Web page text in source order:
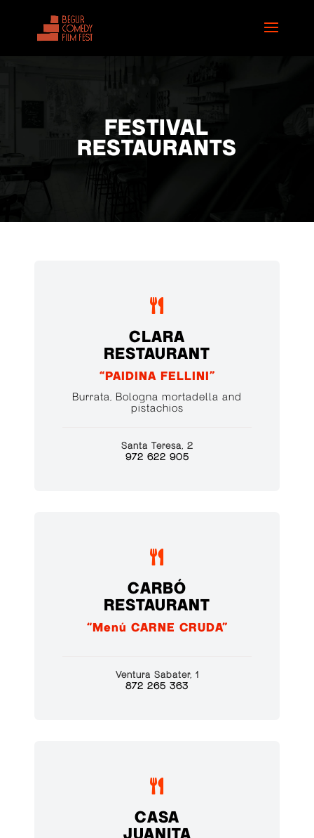
FESTIVAL
RESTAURANTS

CLARA
RESTAURANT
“PAIDINA FELLINI”
Burrata, Bologna mortadella and
pistachios
Santa Teresa, 2
972 622 905

CARBÓ
RESTAURANT
“Menú CARNE CRUDA”
Ventura Sabater, 1
872 265 363

CASA
JUANITA